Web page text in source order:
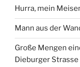
Hurra, mein
Mann aus der
Große Mengen
Dieburger